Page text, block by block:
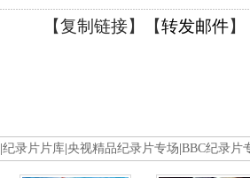
【复制链接】【转发邮件】
纪录片片库 央视精品纪录片专场 BBC纪录片